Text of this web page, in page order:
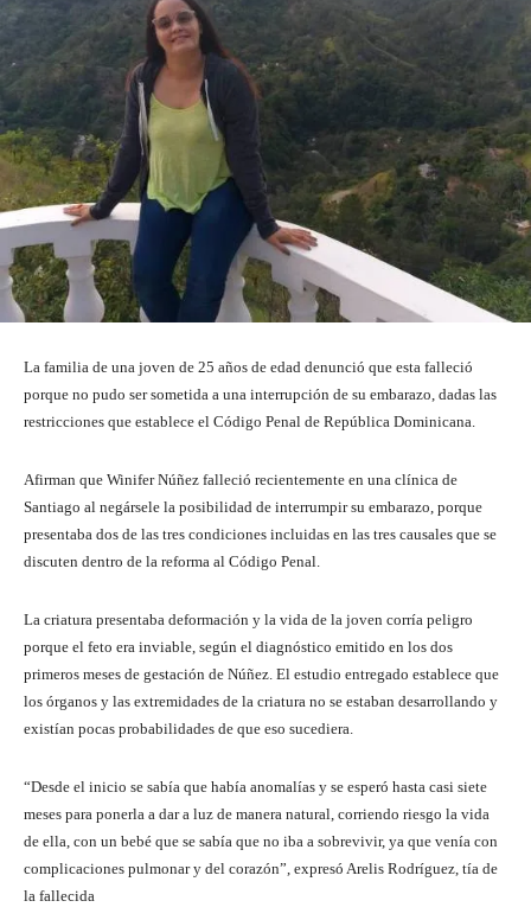
La familia de una joven de 25 años de edad denunció que esta falleció
porque no pudo ser sometida a una interrupción de su embarazo, dadas las
restricciones que establece el Código Penal de República Dominicana.
Afirman que Winifer Núñez falleció recientemente en una clínica de
Santiago al negársele la posibilidad de interrumpir su embarazo, porque
presentaba dos de las tres condiciones incluidas en las tres causales que se
discuten dentro de la reforma al Código Penal.
La criatura presentaba deformación y la vida de la joven corría peligro
porque el feto era inviable, según el diagnóstico emitido en los dos
primeros meses de gestación de Núñez. El estudio entregado establece que
los órganos y las extremidades de la criatura no se estaban desarrollando y
existían pocas probabilidades de que eso sucediera.
“Desde el inicio se sabía que había anomalías y se esperó hasta casi siete
meses para ponerla a dar a luz de manera natural, corriendo riesgo la vida
de ella, con un bebé que se sabía que no iba a sobrevivir, ya que venía con
complicaciones pulmonar y del corazón”, expresó Arelis Rodríguez, tía de
la fallecida